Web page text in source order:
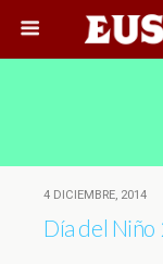
4 DICIEMBRE, 2014